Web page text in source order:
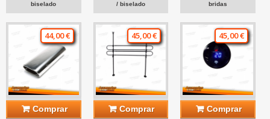
biselado
/ biselado
bridas
44,00 €
Comprar
45,00 €
Comprar
45,00 €
Comprar